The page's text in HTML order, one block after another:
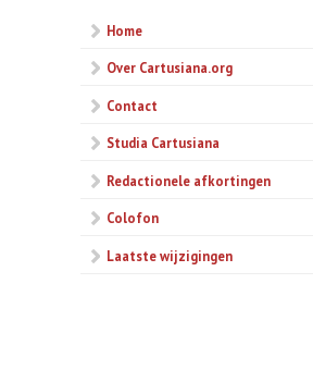
Home
Over Cartusiana.org
Contact
Studia Cartusiana
Redactionele afkortingen
Colofon
Laatste wijzigingen